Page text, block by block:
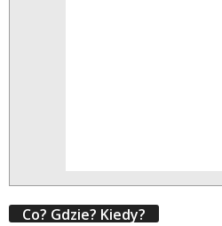
Co? Gdzie? Kiedy?